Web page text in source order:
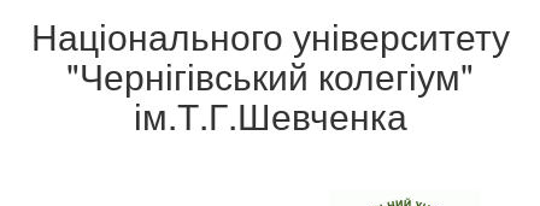
Національного університету
"Чернігівський колегіум"
ім.Т.Г.Шевченка